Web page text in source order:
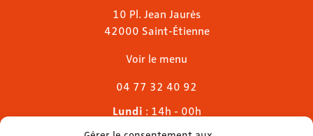
10 Pl. Jean Jaurès
42000 Saint-Étienne
Voir le menu
04 77 32 40 92
Lundi : 14h - 00h
Mardi & mercredi